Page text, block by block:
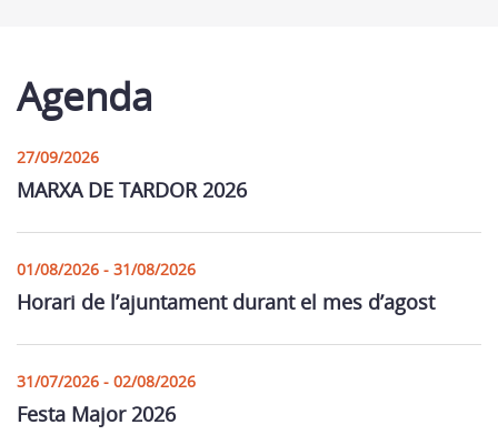
Agenda
27/09/2026
MARXA DE TARDOR 2026
01/08/2026 - 31/08/2026
Horari de l’ajuntament durant el mes d’agost
31/07/2026 - 02/08/2026
Festa Major 2026